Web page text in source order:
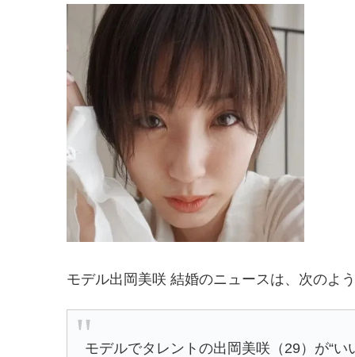
モデル出岡美咲 結婚のニュースは、次のよ
モデルでタレントの出岡美咲（29）が“